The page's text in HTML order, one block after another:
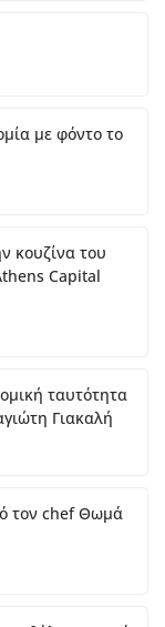
με φόντο το
κουζίνα του
Capital
ταυτότητα
Γιακαλή
τον chef Θωμά